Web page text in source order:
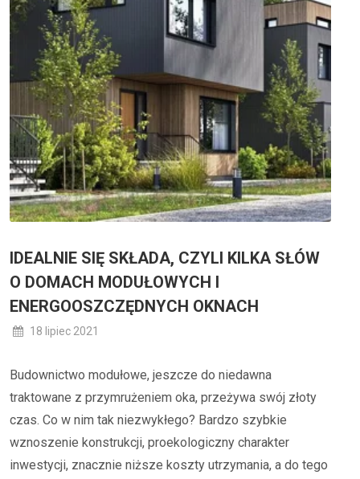
IDEALNIE SIĘ SKŁADA, CZYLI KILKA SŁÓW
O DOMACH MODUŁOWYCH I
ENERGOOSZCZĘDNYCH OKNACH
18 lipiec 2021
Budownictwo modułowe, jeszcze do niedawna
traktowane z przymrużeniem oka, przeżywa swój złoty
czas. Co w nim tak niezwykłego? Bardzo szybkie
wznoszenie konstrukcji, proekologiczny charakter
inwestycji, znacznie niższe koszty utrzymania, a do tego